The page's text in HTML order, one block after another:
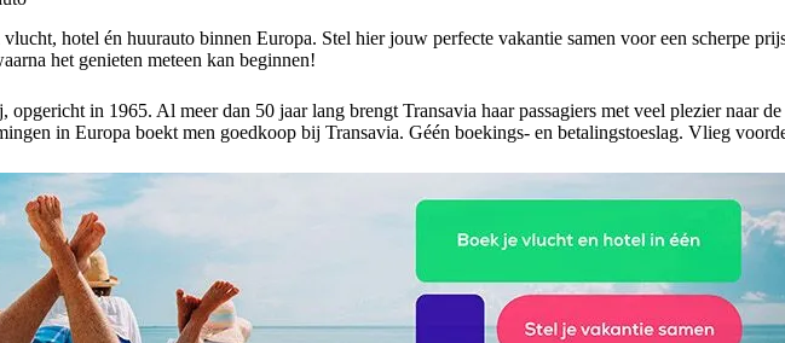
hotel én huurauto binnen Europa. Stel hier jouw perfecte vakantie samen voor een scherpe
het genieten meteen kan beginnen!
in 1965. Al meer dan 50 jaar lang brengt Transavia haar passagiers met veel plezier naar
in Europa boekt men goedkoop bij Transavia. Géén boekings- en betalingstoeslag. Vlieg